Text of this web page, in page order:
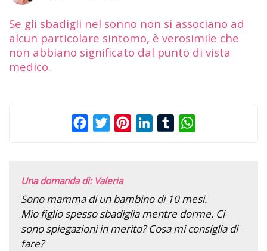
Se gli sbadigli nel sonno non si associano ad
alcun particolare sintomo, è verosimile che
non abbiano significato dal punto di vista
medico.
FacebookTwitterPinterestLinkedInTumblr
Una domanda di: Valeria
Sono mamma di un bambino di 10 mesi.
Mio figlio spesso sbadiglia mentre dorme. Ci
sono spiegazioni in merito? Cosa mi consiglia di
fare?